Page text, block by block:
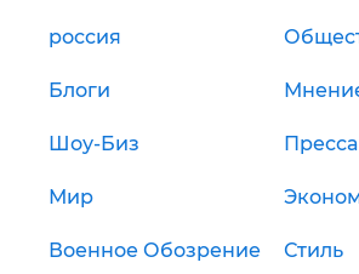
россия
Блоги
Шоу-Биз Пресса
Мир
Военное Обозрение Стиль